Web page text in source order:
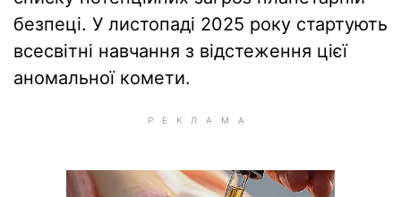
безпеці. У листопаді 2025 року стартують
всесвітні навчання з відстеження цієї
аномальної комети.